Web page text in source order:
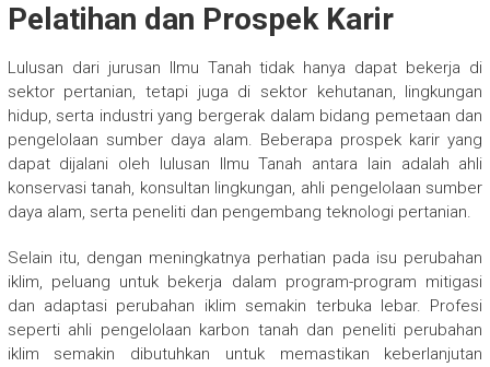
Pelatihan dan Prospek Karir
Lulusan dari jurusan Ilmu Tanah tidak hanya dapat bekerja di
sektor pertanian, tetapi juga di sektor kehutanan, lingkungan
hidup, serta industri yang bergerak dalam bidang pemetaan dan
pengelolaan sumber daya alam. Beberapa prospek karir yang
dapat dijalani oleh lulusan Ilmu Tanah antara lain adalah ahli
konservasi tanah, konsultan lingkungan, ahli pengelolaan sumber
daya alam, serta peneliti dan pengembang teknologi pertanian.
Selain itu, dengan meningkatnya perhatian pada isu perubahan
iklim, peluang untuk bekerja dalam program-program mitigasi
dan adaptasi perubahan iklim semakin terbuka lebar. Profesi
seperti ahli pengelolaan karbon tanah dan peneliti perubahan
iklim semakin dibutuhkan untuk memastikan keberlanjutan